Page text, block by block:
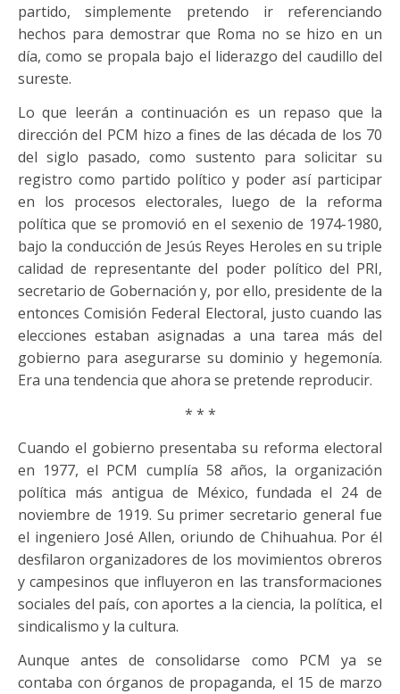
partido, simplemente pretendo ir referenciando
hechos para demostrar que Roma no se hizo en un
día, como se propala bajo el liderazgo del caudillo del
sureste.
Lo que leerán a continuación es un repaso que la
dirección del PCM hizo a fines de las década de los 70
del siglo pasado, como sustento para solicitar su
registro como partido político y poder así participar
en los procesos electorales, luego de la reforma
política que se promovió en el sexenio de 1974-1980,
bajo la conducción de Jesús Reyes Heroles en su triple
calidad de representante del poder político del PRI,
secretario de Gobernación y, por ello, presidente de la
entonces Comisión Federal Electoral, justo cuando las
elecciones estaban asignadas a una tarea más del
gobierno para asegurarse su dominio y hegemonía.
Era una tendencia que ahora se pretende reproducir.
* * *
Cuando el gobierno presentaba su reforma electoral
en 1977, el PCM cumplía 58 años, la organización
política más antigua de México, fundada el 24 de
noviembre de 1919. Su primer secretario general fue
el ingeniero José Allen, oriundo de Chihuahua. Por él
desfilaron organizadores de los movimientos obreros
y campesinos que influyeron en las transformaciones
sociales del país, con aportes a la ciencia, la política, el
sindicalismo y la cultura.
Aunque antes de consolidarse como PCM ya se
contaba con órganos de propaganda, el 15 de marzo